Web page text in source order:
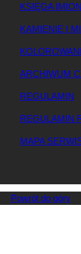
KSIĘGA IMION
KAMIENIE I
ARCHIWUM
REGULAMIN
REGULAMIN
MAPA
Powrót do góry